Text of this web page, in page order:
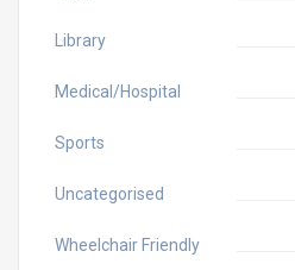
Library
Medical/Hospital
Sports
Uncategorised
Wheelchair Friendly